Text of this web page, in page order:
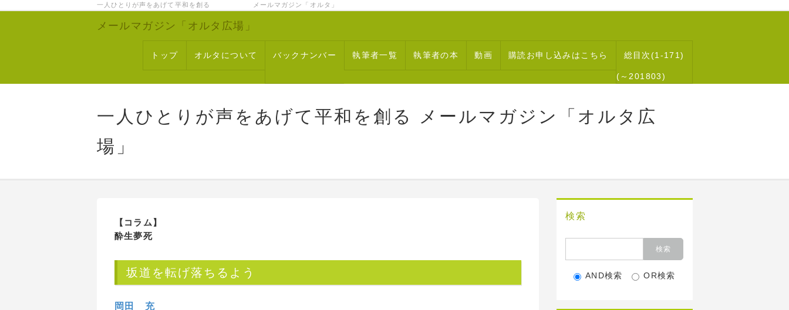
一人ひとりが声をあげて平和を創る メールマガジン「オルタ」
メールマガジン「オルタ広場」
トップ オルタについて バックナンバー 執筆者一覧 執筆者の本 動画 購読お申し込みはこちら 総目次(1-171)
(～201803)
一人ひとりが声をあげて平和を創る メールマガジン「オルタ広
場」
【コラム】
酔生夢死
坂道を転げ落ちるよう
岡田 充
検索
AND検索 OR検索